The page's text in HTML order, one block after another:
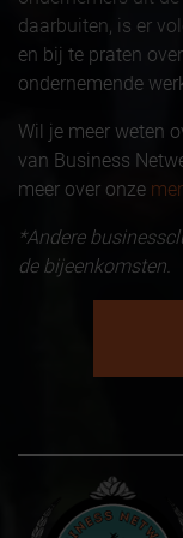
daarbuiten, is er
en bij te praten
ondernemende
Wil je meer weten
van Business
meer over onze
*Andere
de bijeenkomsten.